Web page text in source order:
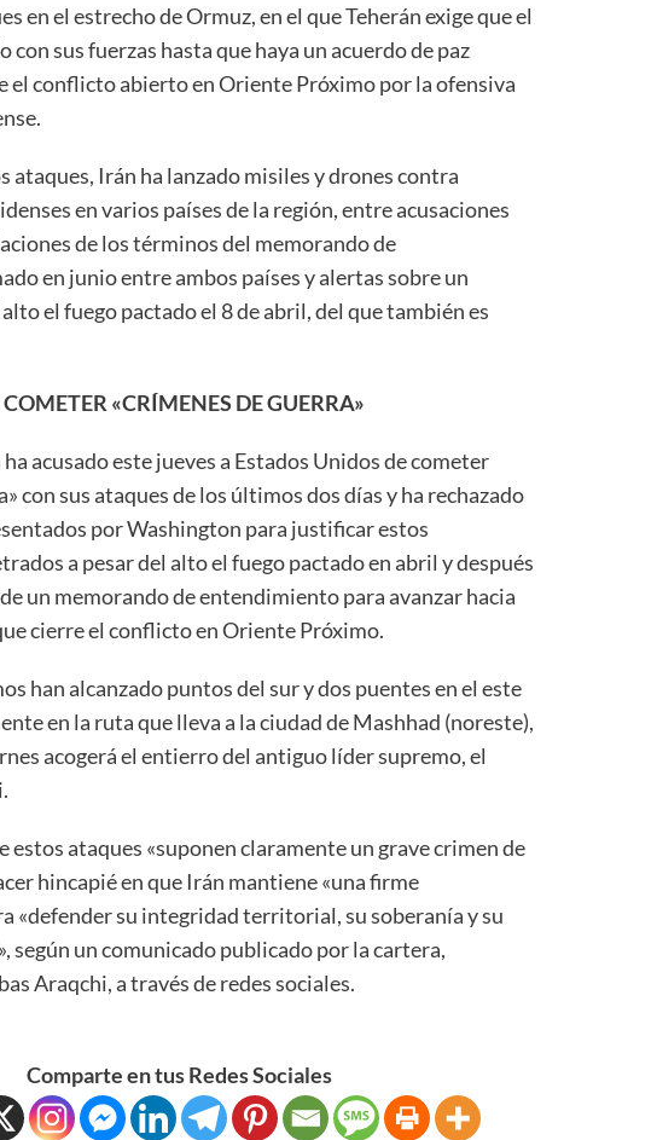
en el estrecho de Ormuz, en el que Teherán exige que el
con sus fuerzas hasta que haya un acuerdo de paz
el conflicto abierto en Oriente Próximo por la ofensiva
ataques, Irán ha lanzado misiles y drones contra
en varios países de la región, entre acusaciones
de los términos del memorando de
en junio entre ambos países y alertas sobre un
el fuego pactado el 8 de abril, del que también es
«CRÍMENES DE GUERRA»
acusado este jueves a Estados Unidos de cometer
con sus ataques de los últimos dos días y ha rechazado
por Washington para justificar estos
a pesar del alto el fuego pactado en abril y después
un memorando de entendimiento para avanzar hacia
cierre el conflicto en Oriente Próximo.
han alcanzado puntos del sur y dos puentes en el este
en la ruta que lleva a la ciudad de Mashhad (noreste),
acogerá el entierro del antiguo líder supremo, el
estos ataques «suponen claramente un grave crimen de
hincapié en que Irán mantiene «una firme
«defender su integridad territorial, su soberanía y su
según un comunicado publicado por la cartera,
Araqchi, a través de redes sociales.
Comparte en tus Redes Sociales